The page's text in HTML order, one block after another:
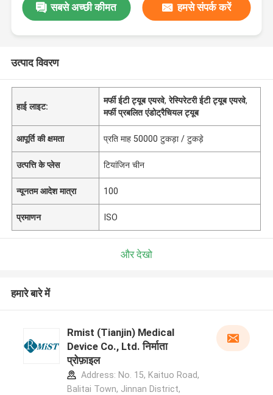
सबसे अच्छी कीमत हमसे संपर्क करें
उत्पाद विवरण
हाई लाइट:
मर्फी ईटी ट्यूब एयरवे,रेस्पिरेटरी ईटी ट्यूब एयरवे,
मर्फी प्रबलित एंडोट्रैचियल ट्यूब
आपूर्ति की क्षमता प्रति माह 50000 टुकड़ा / टुकड़े
उत्पत्ति के प्लेस टियांजिन चीन
न्यूनतम आदेश मात्रा 100
प्रमाणन ISO
और देखो
हमारे बारे में
Rmist (Tianjin) Medical
Device Co., Ltd. निर्माता
प्रोफ़ाइल
Address: No. 15, Kaituo Road,
Balitai Town, Jinnan District,